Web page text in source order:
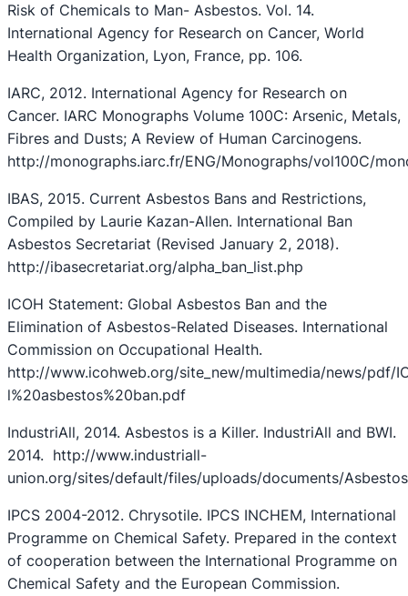
Risk of Chemicals to Man- Asbestos. Vol. 14.
International Agency for Research on Cancer, World
Health Organization, Lyon, France, pp. 106.
IARC, 2012. International Agency for Research on
Cancer. IARC Monographs Volume 100C: Arsenic, Metals,
Fibres and Dusts; A Review of Human Carcinogens.
http://monographs.iarc.fr/ENG/Monographs/vol100C/
IBAS, 2015. Current Asbestos Bans and Restrictions,
Compiled by Laurie Kazan-Allen. International Ban
Asbestos Secretariat (Revised January 2, 2018).
http://ibasecretariat.org/alpha_ban_list.php
ICOH Statement: Global Asbestos Ban and the
Elimination of Asbestos-Related Diseases. International
Commission on Occupational Health.
http://www.icohweb.org/site_new/multimedia/news/pdf/
l%20asbestos%20ban.pdf
IndustriAll, 2014. Asbestos is a Killer. IndustriAll and BWI.
2014. http://www.industriall-
union.org/sites/default/files/uploads/documents/
IPCS 2004-2012. Chrysotile. IPCS INCHEM, International
Programme on Chemical Safety. Prepared in the context
of cooperation between the International Programme on
Chemical Safety and the European Commission.